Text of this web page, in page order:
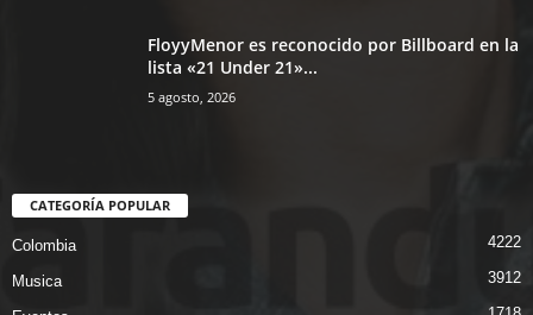
FloyyMenor es reconocido por Billboard en la
lista «21 Under 21»...
5 agosto, 2026
CATEGORÍA POPULAR
Colombia 4222
Musica 3912